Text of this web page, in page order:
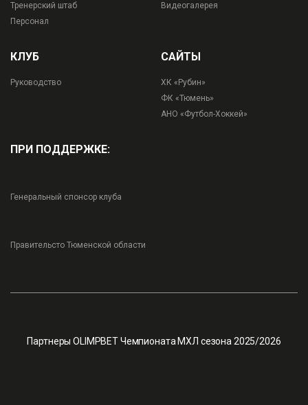
Тренерский штаб
Персонал
Видеогалерея
КЛУБ
Руководство
САЙТЫ
ХК «Рубин»
ФК «Тюмень»
АНО «Футбол-Хоккей»
ПРИ ПОДДЕРЖКЕ:
Генеральный спонсор клуба
Правительсто Тюменской области
Партнеры OLIMPBET Чемпионата МХЛ сезона 2025/2026